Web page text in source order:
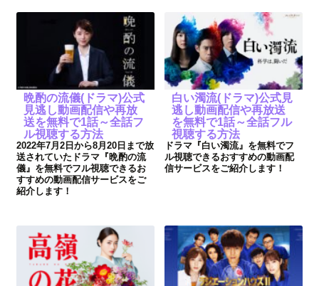
晩酌の流儀(ドラマ)公式
見逃し動画配信や再放
送を無料で1話～全話フ
ル視聴する方法
2022年7月2日から8月20日まで放
送されていたドラマ『晩酌の流
儀』を無料でフル視聴できるお
すすめの動画配信サービスをご
紹介します！
白い濁流(ドラマ)公式見
逃し動画配信や再放送
を無料で1話～全話フル
視聴する方法
ドラマ『白い濁流』を無料でフ
ル視聴できるおすすめの動画配
信サービスをご紹介します！